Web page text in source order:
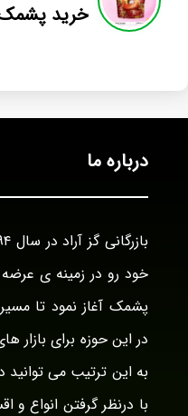
درباره ما
پشمک آغاز نمود تا
در این حوزه برای بازار
به این ترتیب می
با درنظر گرفتن انواع و